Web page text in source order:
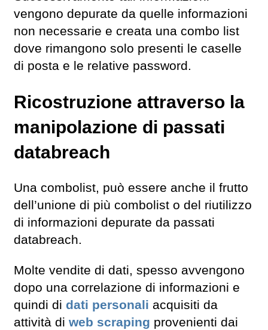
vengono depurate da quelle informazioni
non necessarie e creata una combo list
dove rimangono solo presenti le caselle
di posta e le relative password.
Ricostruzione attraverso la
manipolazione di passati
databreach
Una combolist, può essere anche il frutto
dell’unione di più combolist o del riutilizzo
di informazioni depurate da passati
databreach.
Molte vendite di dati, spesso avvengono
dopo una correlazione di informazioni e
quindi di dati personali acquisiti da
attività di web scraping provenienti dai